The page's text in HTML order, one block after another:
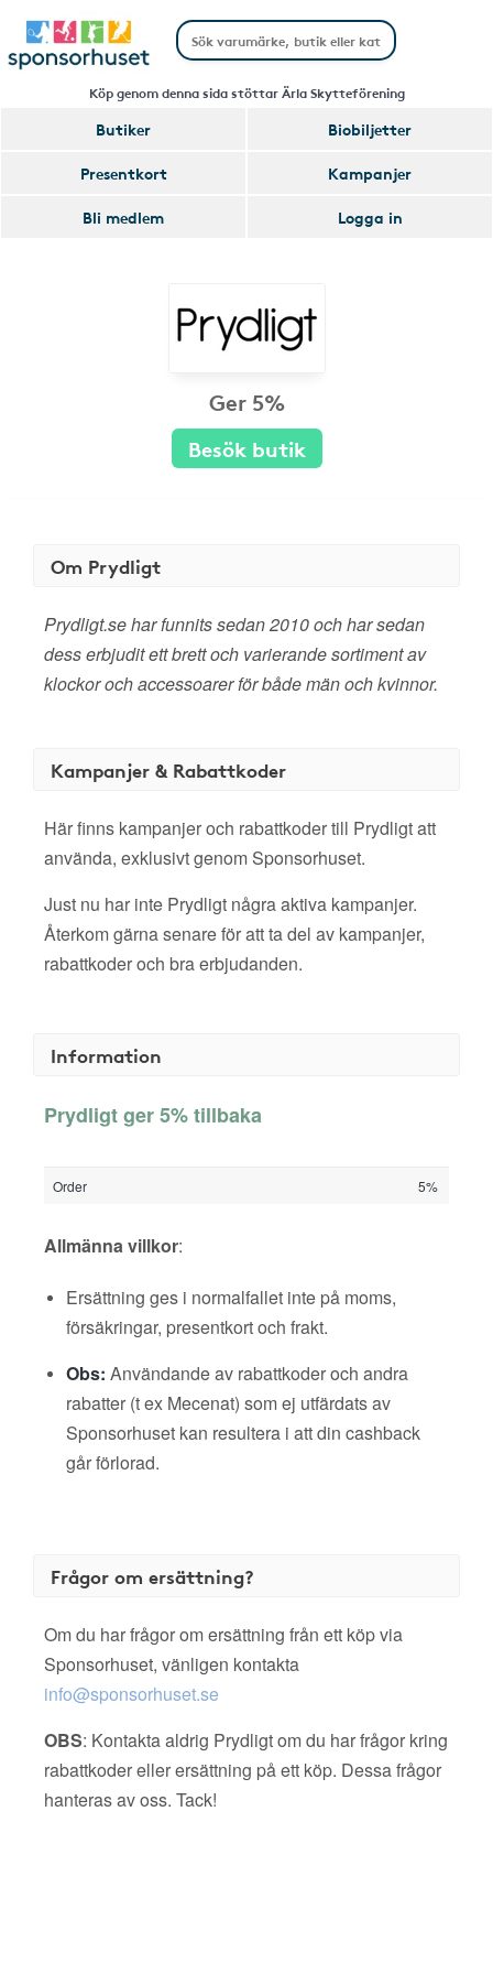
Köp genom denna sida stöttar Ärla Skytteförening
Butiker
Biobiljetter
Presentkort
Kampanjer
Bli medlem
Logga in
Ger 5%
Besök butik
Om Prydligt
Prydligt.se har funnits sedan 2010 och har sedan
dess erbjudit ett brett och varierande sortiment av
klockor och accessoarer för både män och kvinnor.
Kampanjer & Rabattkoder
Här finns kampanjer och rabattkoder till Prydligt att
använda, exklusivt genom Sponsorhuset.
Just nu har inte Prydligt några aktiva kampanjer.
Återkom gärna senare för att ta del av kampanjer,
rabattkoder och bra erbjudanden.
Information
Prydligt ger 5% tillbaka
Order 5%
Allmänna villkor:
Ersättning ges i normalfallet inte på moms,
försäkringar, presentkort och frakt.
Obs: Användande av rabattkoder och andra
rabatter (t ex Mecenat) som ej utfärdats av
Sponsorhuset kan resultera i att din cashback
går förlorad.
Frågor om ersättning?
Om du har frågor om ersättning från ett köp via
Sponsorhuset, vänligen kontakta
info@sponsorhuset.se
OBS: Kontakta aldrig Prydligt om du har frågor kring
rabattkoder eller ersättning på ett köp. Dessa frågor
hanteras av oss. Tack!